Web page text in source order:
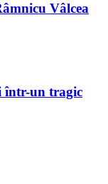
Vâlcea
într-un tragic